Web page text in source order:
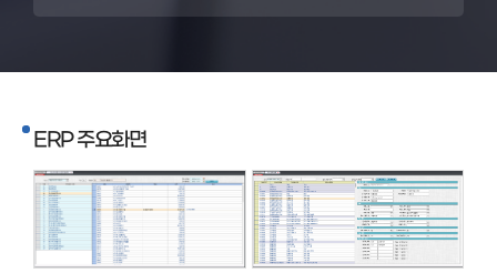
ERP 주요화면